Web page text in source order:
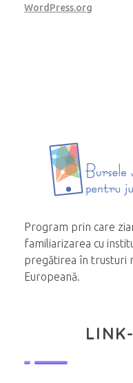
WordPress.org
Program prin care
familiarizarea cu
pregătirea în trusturi
Europeană.